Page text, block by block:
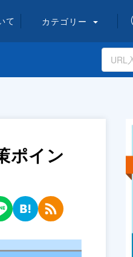
て カテゴリー
ポイン